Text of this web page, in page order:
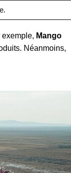
Mango
Néanmoins,